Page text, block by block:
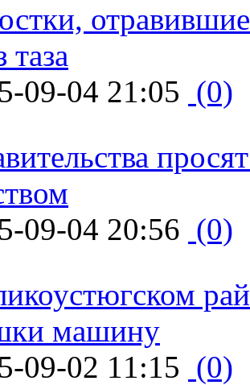
таза
09-04 21:05 (0)
09-04 20:56 (0)
машину
09-02 11:15 (0)